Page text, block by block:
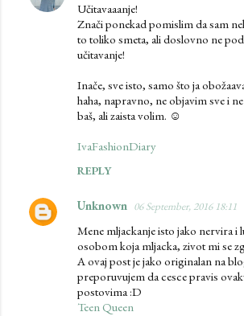
Učitavaaanje!
Znači ponekad pomislim da sam
to toliko smeta, ali doslovno ne
učitavanje!
Inače, sve isto, samo što ja
haha, napravno, ne objavim sve i
baš, ali zaista volim. ☺
IvaFashionDiary
REPLY
Unknown 06 September, 2016 18:11
Mene mljackanje isto jako nervira i
osobom koja mljacka, zivot mi se
A ovaj post je jako originalan na
preporuvujem da cesce pravis
postovima :D
Teen Queen